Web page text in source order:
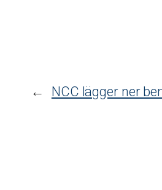
← NCC lägger ner